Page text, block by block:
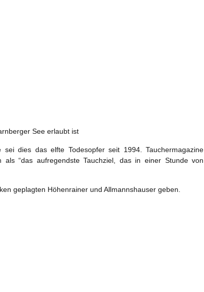
See erlaubt ist
dies das elfte Todesopfer seit 1994. Tauchermagazine
“das aufregendste Tauchziel, das in einer Stunde von
geplagten Höhenrainer und Allmannshauser geben.